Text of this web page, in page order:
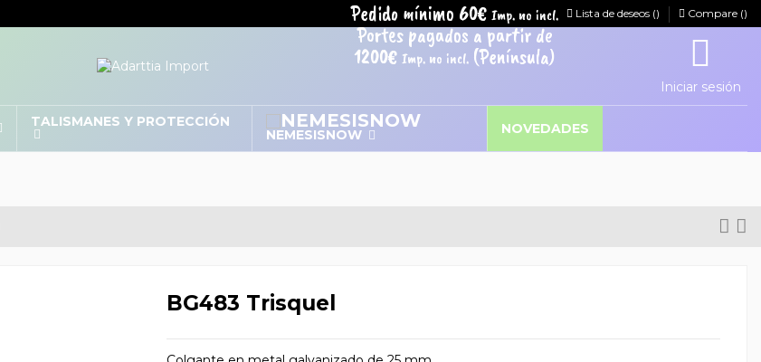
Lista de deseos () Compare ()
Iniciar sesión
TALISMANES Y PROTECCIÓN
NEMESISNOW
NOVEDADES
Pedido mínimo 60€Imp. no incl.
Portes pagados a partir de
1200€Imp. no incl. (Península)
BG483 Trisquel